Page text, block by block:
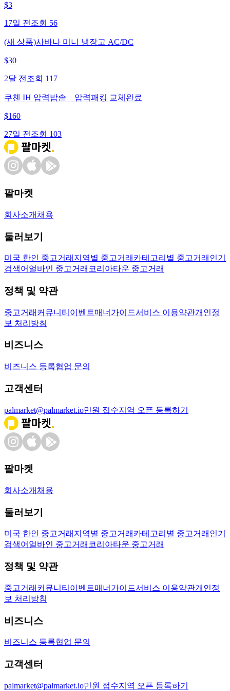
$3
17일 전 조회 56
(새 상품)사바나 미니 냉장고 AC/DC
$30
2달 전 조회 117
쿠첸 IH 압력밥솥 _ 압력패킹 교체완료
$160
27일 전 조회 103
팔마켓
회사소개 채용
둘러보기
미국 한인 중고거래 지역별 중고거래 카테고리별 중고거래 인기
검색어 얼바인 중고거래 코리아타운 중고거래
정책 및 약관
중고거래 커뮤니티 이벤트매너가이드서비스 이용약관개인정
보 처리방침
비즈니스
비즈니스 등록협업 문의
고객센터
palmarket@palmarket.io민원 접수지역 오픈 등록하기
팔마켓
회사소개 채용
둘러보기
미국 한인 중고거래 지역별 중고거래 카테고리별 중고거래 인기
검색어 얼바인 중고거래 코리아타운 중고거래
정책 및 약관
중고거래 커뮤니티 이벤트매너가이드서비스 이용약관개인정
보 처리방침
비즈니스
비즈니스 등록협업 문의
고객센터
palmarket@palmarket.io민원 접수지역 오픈 등록하기